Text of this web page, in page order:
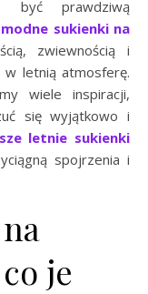
być prawdziwą
modne sukienki na
zwiewnością i
w letnią atmosferę.
wiele inspiracji,
się wyjątkowo i
letnie sukienki
spojrzenia i
je